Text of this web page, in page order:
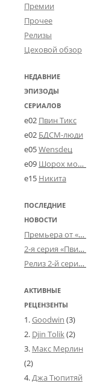
Премии
Прочее
Релизы
Цеховой обзор
НЕДАВНИЕ
ЭПИЗОДЫ
СЕРИАЛОВ
e02 Пвин Тикс
e02 БДСМ-люди
e05Wensdeц
e09 Шорох мозговины
e15 Никита
ПОСЛЕДНИЕ
НОВОСТИ
Премьера от «Усталого королевства»: «Игорь начал»
2-я серия «Пвин Тикса» от 2-D
Релиз 2-й серии «БДСМ-людей» от «Аркада Фильм»
АКТИВНЫЕ
РЕЦЕНЗЕНТЫ
Goodwin (3)
Djin Tolik(2)
Макс Мерлин
(2)
Джа Тюпитяй